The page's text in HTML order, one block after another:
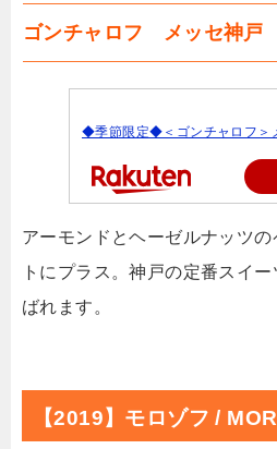
ゴンチャロフ メッセ神戸
◆季節限定◆＜ゴンチャロフ＞
アーモンドとヘーゼルナッツ
トにプラス。神戸の定番スイ
ばれます。
【2019】モロゾフ /